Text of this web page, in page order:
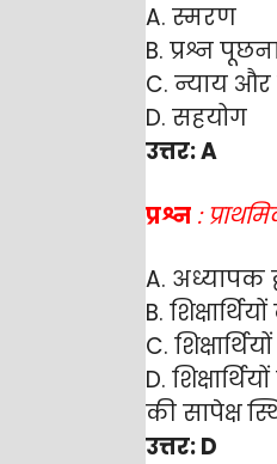
A. स्मरण
B. प्रश्न
C. न्याय और
D. सहयोग
उत्तर: A
प्रश्न :
A. अध्यापक
B.
C.
D.
की सापेक्ष
उत्तर: D